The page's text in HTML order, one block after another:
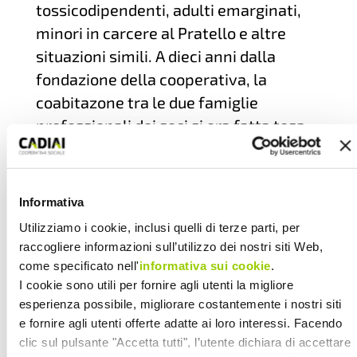
Informativa
Utilizziamo i cookie, inclusi quelli di terze parti, per
raccogliere informazioni sull’utilizzo dei nostri siti Web,
come specificato nell'informativa sui cookie
I cookie sono utili per fornire agli utenti la migliore
esperienza possibile, migliorare costantemente i nostri siti
e fornire agli utenti offerte adatte ai loro interessi. Facendo
clic sul pulsante "Accetta tutti", l’utente dichiara di accettare
tossicodipendenti, adulti emarginati,
minori in carcere al Pratello e altre
situazioni simili. A dieci anni dalla
fondazione della cooperativa, la
coabitazone tra le due famiglie
professionali dei soci si era fatta tesa,
con visioni differenti fra il presidente e
il vicepresidente, rispettivamente
rappresentanti delle aree di medicina
La Lega delle cooperative suggeriva
una fusione tra Cadiai e Nuova Sanità,
che creasse un soggetto più forte nel
quale i personalismi e le frizioni
potessero stemperarsi. Paola Menetti